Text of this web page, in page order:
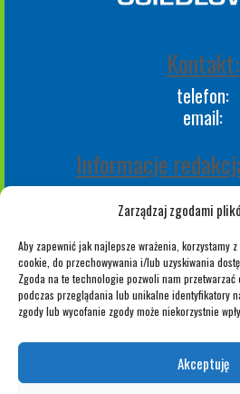
Zarządzaj zgodami
Aby zapewnić jak najlepsze wrażenia, korzystamy
cookie, do przechowywania i/lub uzyskiwania
Zgoda na te technologie pozwoli nam
podczas przeglądania lub unikalne identyfikatory
zgody lub wycofanie zgody może niekorzystnie
Akceptuję
Kontakt:
telefon:
email:
Informacje
Reporterzy
Polityka plików
Polityka
Regulamin
Regulamin
Do pobrania
Zgłaszanie awarii na
Web1.pl